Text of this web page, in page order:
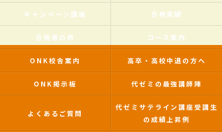
キャンペーン講座 合格実績
合格者の声 コース案内
ONK校舎案内 高卒・高校中退の方へ
ONK掲示板 代ゼミの最強講師陣
よくあるご質問
代ゼミサテライン講座受講生
の成績上昇例